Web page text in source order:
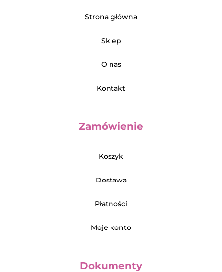
Strona główna
Sklep
O nas
Kontakt
Zamówienie
Koszyk
Dostawa
Płatności
Moje konto
Dokumenty